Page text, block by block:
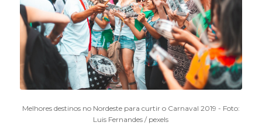
Melhores destinos no Nordeste para curtir o Carnaval 2019 - Foto:
Luis Fernandes / pexels